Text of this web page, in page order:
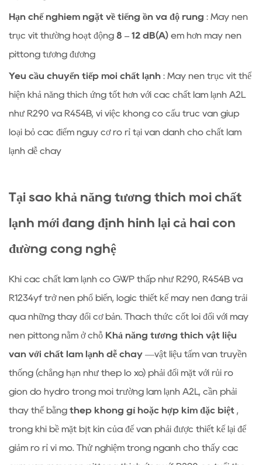
Hạn chế nghiêm ngặt về tiếng ồn và độ rung : Máy nén
trục vít thường hoạt động 8 – 12 dB(A) êm hơn máy nén
pittông tương đương
Yêu cầu chuyển tiếp môi chất lạnh : Máy nén trục vít thể
hiện khả năng thích ứng tốt hơn với các chất làm lạnh A2L
như R290 và R454B, vì việc không có cấu trúc van giúp
loại bỏ các điểm nguy cơ rò rỉ tại van dành cho chất làm
lạnh dễ cháy
Tại sao khả năng tương thích môi chất
lạnh mới đang định hình lại cả hai con
đường công nghệ
Khi các chất làm lạnh có GWP thấp như R290, R454B và
R1234yf trở nên phổ biến, logic thiết kế máy nén đang trải
qua những thay đổi cơ bản. Thách thức cốt lõi đối với máy
nén pittông nằm ở chỗ Khả năng tương thích vật liệu
van với chất làm lạnh dễ cháy —vật liệu tấm van truyền
thống (chẳng hạn như thép lò xo) phải đối mặt với rủi ro
giòn do hydro trong môi trường làm lạnh A2L, cần phải
thay thế bằng thép không gỉ hoặc hợp kim đặc biệt ,
trong khi bề mặt bịt kín của đế van phải được thiết kế lại để
giảm rò rỉ vi mô. Thử nghiệm trong ngành cho thấy các